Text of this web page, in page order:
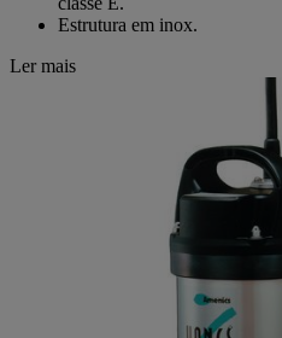
Estrutura em inox.
Ler mais